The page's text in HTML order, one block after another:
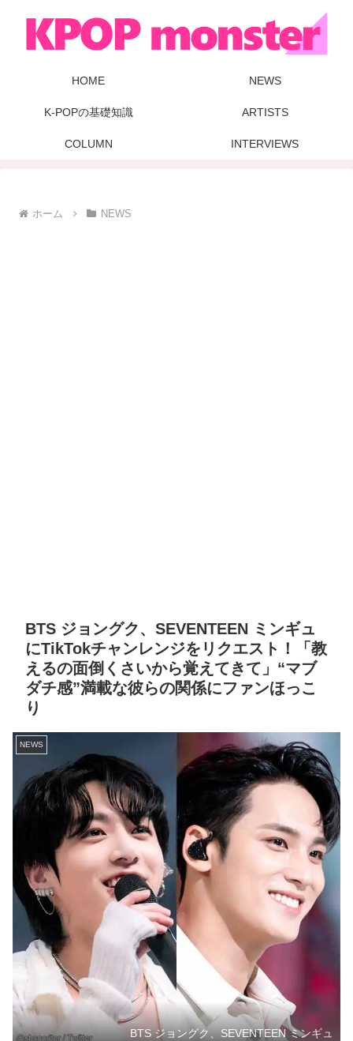
HOME NEWS
K-POPの基礎知識 ARTISTS
COLUMN INTERVIEWS
ホーム NEWS
BTS ジョングク、SEVENTEEN ミンギュ
にTikTokチャンレンジをリクエスト！「教
えるの面倒くさいから覚えてきて」“マブ
ダチ感”満載な彼らの関係にファンほっこ
り
NEWS
BTS ジョングク、SEVENTEEN ミンギュ